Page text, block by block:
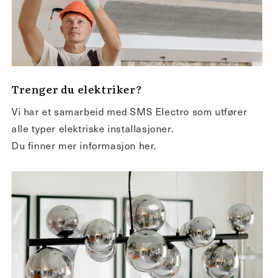
Trenger du elektriker?
Vi har et samarbeid med SMS Electro som utfører
alle typer elektriske installasjoner.
Du finner mer informasjon her.